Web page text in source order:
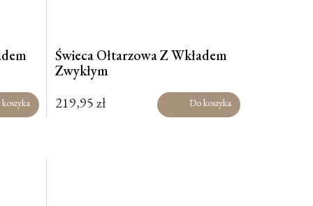
Świeca Ołtarzowa Z Wkładem
Zwykłym
219,95zł Do koszyka